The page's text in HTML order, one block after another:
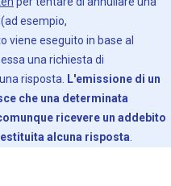
esempio,
viene eseguito in base al
una richiesta di
risposta.
L'emissione di un
che una determinata
ricevere un addebito
alcuna risposta